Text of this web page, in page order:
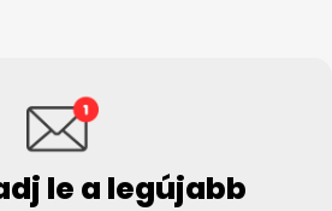
le a legújabb